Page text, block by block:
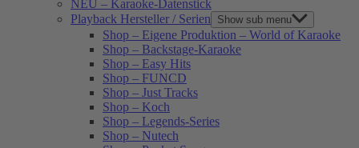
NEU – Karaoke-Datenstick
Playback Hersteller / Serien
Show sub menu
Shop – Eigene Produktion – World of Karaoke
Shop – Backstage-Karaoke
Shop – Easy Hits
Shop – FUNCD
Shop – Just Tracks
Shop – Koch
Shop – Legends-Series
Shop – Nutech